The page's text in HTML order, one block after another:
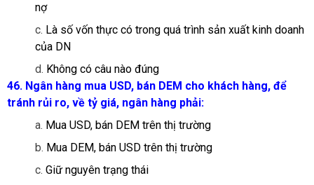
nợ
c. Là số vốn thực có trong quá trình sản xuất kinh doanh
của DN
d. Không có câu nào đúng
46. Ngân hàng mua USD, bán DEM cho khách hàng, để
tránh rủi ro, về tỷ giá, ngân hàng phải:
a. Mua USD, bán DEM trên thị trường
b. Mua DEM, bán USD trên thị trường
c. Giữ nguyên trạng thái